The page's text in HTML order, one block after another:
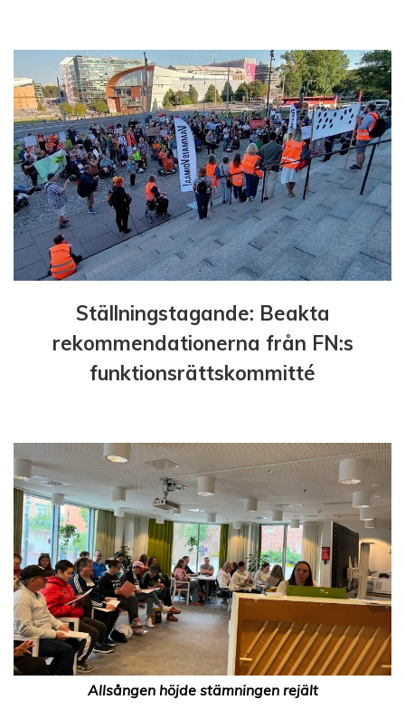
r
i
n
g
Ställningstagande: Beakta
rekommendationerna från FN:s
funktionsrättskommitté
Allsången höjde stämningen rejält